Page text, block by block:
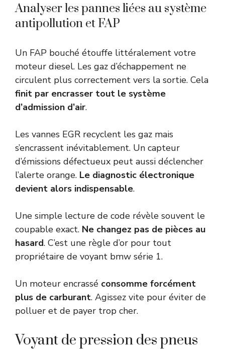
Analyser les pannes liées au système
antipollution et FAP
Un FAP bouché étouffe littéralement votre
moteur diesel. Les gaz d’échappement ne
circulent plus correctement vers la sortie. Cela
finit par encrasser tout le système
d’admission d’air.
Les vannes EGR recyclent les gaz mais
s’encrassent inévitablement. Un capteur
d’émissions défectueux peut aussi déclencher
l’alerte orange. Le diagnostic électronique
devient alors indispensable.
Une simple lecture de code révèle souvent le
coupable exact. Ne changez pas de pièces au
hasard. C’est une règle d’or pour tout
propriétaire de voyant bmw série 1.
Un moteur encrassé consomme forcément
plus de carburant. Agissez vite pour éviter de
polluer et de payer trop cher.
Voyant de pression des pneus